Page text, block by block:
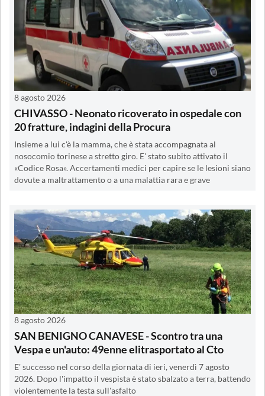
8 agosto 2026
CHIVASSO - Neonato ricoverato in ospedale con
20 fratture, indagini della Procura
Insieme a lui c'è la mamma, che è stata accompagnata al
nosocomio torinese a stretto giro. E' stato subito attivato il
«Codice Rosa». Accertamenti medici per capire se le lesioni siano
dovute a maltrattamento o a una malattia rara e grave
8 agosto 2026
SAN BENIGNO CANAVESE - Scontro tra una
Vespa e un'auto: 49enne elitrasportato al Cto
E' successo nel corso della giornata di ieri, venerdì 7 agosto
2026. Dopo l'impatto il vespista è stato sbalzato a terra, battendo
violentemente la testa sull'asfalto